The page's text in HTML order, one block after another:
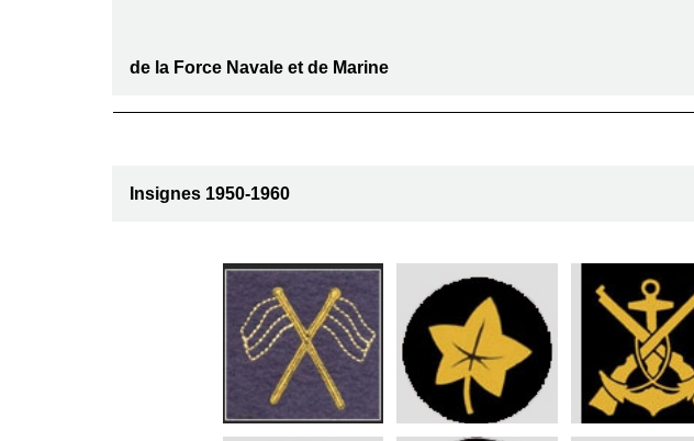
de la Force Navale et de Marine
Insignes 1950-1960